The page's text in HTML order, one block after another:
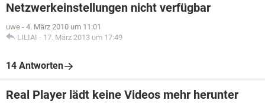
Netzwerkeinstellungen nicht verfügbar
uwe - 4. März 2010 um 11:01
LILIAI - 17. März 2013 um 17:49
14 Antworten
Real Player lädt keine Videos mehr herunter